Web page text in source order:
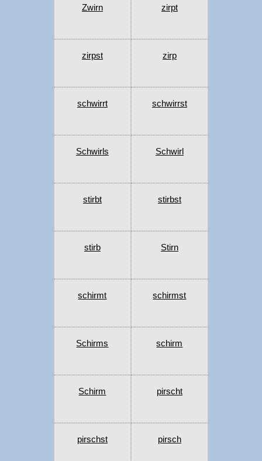
Zwirn zirpt
zirpst zirp
schwirrt schwirrst
Schwirls Schwirl
stirbt stirbst
stirb Stirn
schirmt schirmst
Schirms schirm
Schirm pirscht
pirschst pirsch